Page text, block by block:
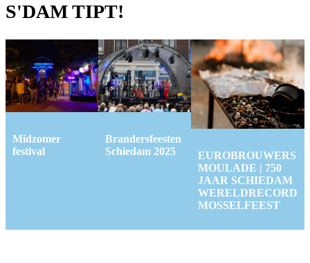
S'DAM TIPT!
Midzomer
festival
Brandersfeesten
Schiedam 2025
EUROBROUWERS
MOULADE | 750
JAAR SCHIEDAM
WERELDRECORD
MOSSELFEEST